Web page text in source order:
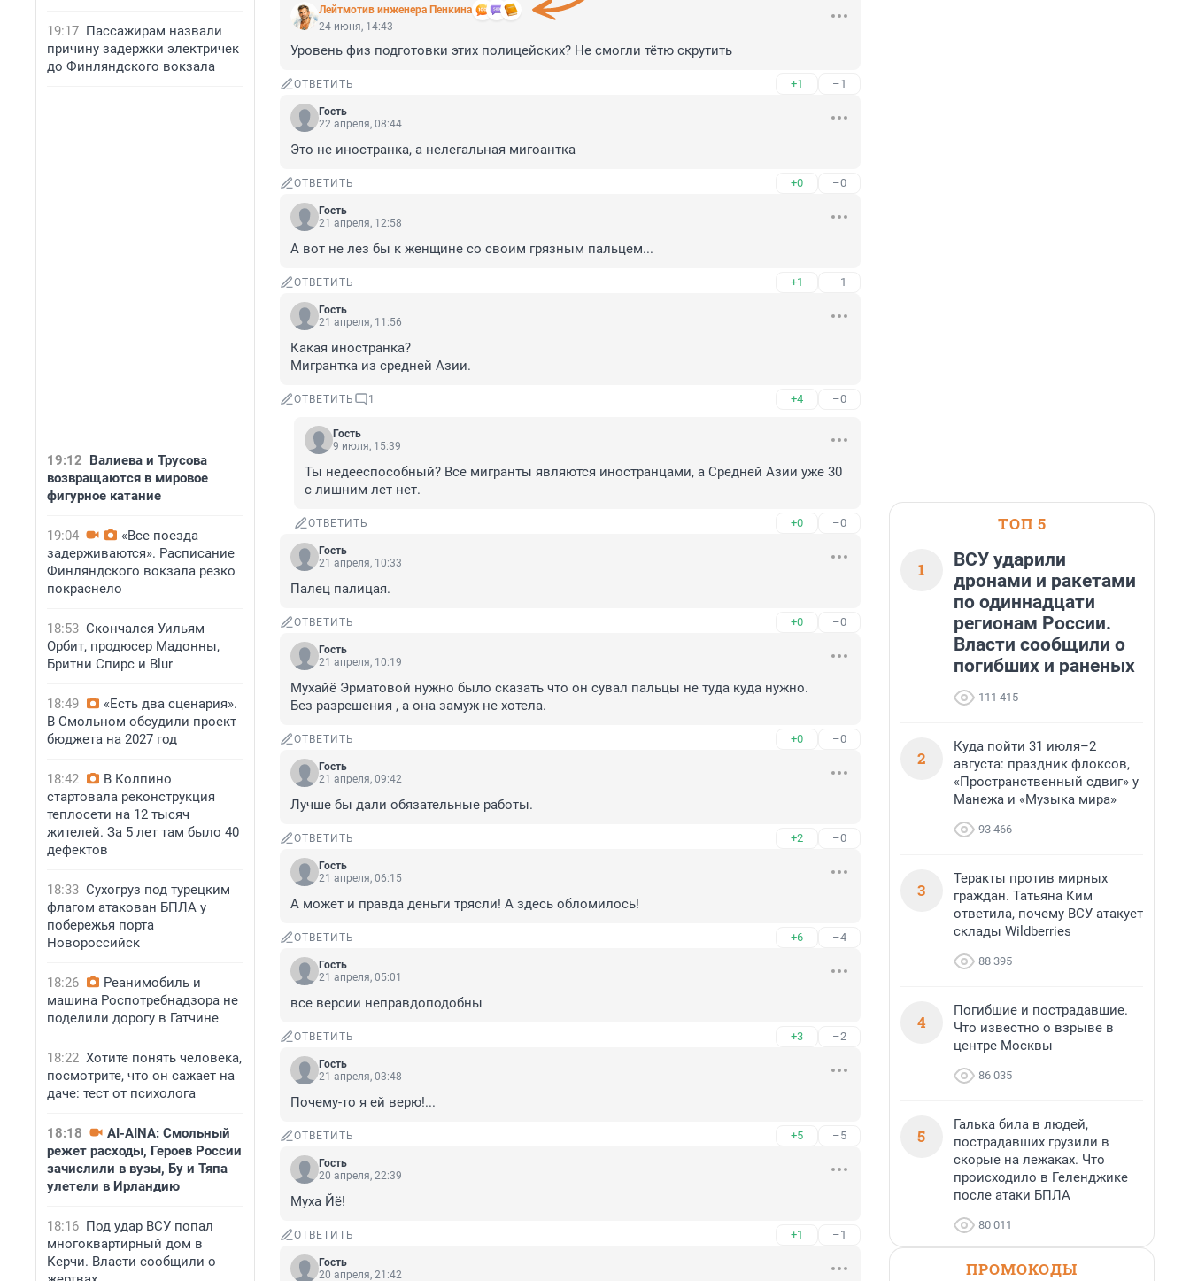
19:17 Пассажирам назвали
причину задержки электричек
до Финляндского вокзала
19:12 Валиева и Трусова
возвращаются в мировое
фигурное катание
19:04
«Все поезда
задерживаются». Расписание
Финляндского вокзала резко
покраснело
18:53 Скончался Уильям
Орбит, продюсер Мадонны,
Бритни Спирс и Blur
18:49
«Есть два сценария».
В Смольном обсудили проект
бюджета на 2027 год
18:42
В Колпино
стартовала реконструкция
теплосети на 12 тысяч
жителей. За 5 лет там было 40
дефектов
18:33 Сухогруз под турецким
флагом атакован БПЛА у
побережья порта
Новороссийск
18:26
Реанимобиль и
машина Роспотребнадзора не
поделили дорогу в Гатчине
18:22 Хотите понять человека,
посмотрите, что он сажает на
даче: тест от психолога
18:18
AI-AINA: Смольный
режет расходы, Героев России
зачислили в вузы, Бу и Тяпа
улетели в Ирландию
18:16 Под удар ВСУ попал
многоквартирный дом в
Керчи. Власти сообщили о
Лейтмотив инженера Пенкина
24 июня, 14:43
Уровень физ подготовки этих полицейских? Не смогли тётю скрутить
ОТВЕТИТЬ +1 –1
Гость
22 апреля, 08:44
Это не иностранка, а нелегальная мигоантка
ОТВЕТИТЬ +0 –0
Гость
21 апреля, 12:58
А вот не лез бы к женщине со своим грязным пальцем...
ОТВЕТИТЬ +1 –1
Гость
21 апреля, 11:56
Какая иностранка?
Мигрантка из средней Азии.
ОТВЕТИТЬ 1 +4 –0
Гость
9 июля, 15:39
Ты недееспособный? Все мигранты являются иностранцами, а Средней Азии уже 30
с лишним лет нет.
ОТВЕТИТЬ +0 –0
Гость
21 апреля, 10:33
Палец палицая.
ОТВЕТИТЬ +0 –0
Гость
21 апреля, 10:19
Мухайё Эрматовой нужно было сказать что он сувал пальцы не туда куда нужно.
Без разрешения , а она замуж не хотела.
ОТВЕТИТЬ +0 –0
Гость
21 апреля, 09:42
Лучше бы дали обязательные работы.
ОТВЕТИТЬ +2 –0
Гость
21 апреля, 06:15
А может и правда деньги трясли! А здесь обломилось!
ОТВЕТИТЬ +6 –4
Гость
21 апреля, 05:01
все версии неправдоподобны
ОТВЕТИТЬ +3 –2
Гость
21 апреля, 03:48
Почему-то я ей верю!...
ОТВЕТИТЬ +5 –5
Гость
20 апреля, 22:39
Муха Йё!
ОТВЕТИТЬ +1 –1
Гость
20 апреля, 21:42
ТОП 5
1
ВСУ ударили
дронами и ракетами
по одиннадцати
регионам России.
Власти сообщили о
погибших и раненых
111 415
2
Куда пойти 31 июля–2
августа: праздник флоксов,
«Пространственный сдвиг» у
Манежа и «Музыка мира»
93 466
3
Теракты против мирных
граждан. Татьяна Ким
ответила, почему ВСУ атакует
склады Wildberries
88 395
4
Погибшие и пострадавшие.
Что известно о взрыве в
центре Москвы
86 035
5
Галька била в людей,
пострадавших грузили в
скорые на лежаках. Что
происходило в Геленджике
после атаки БПЛА
80 011
ПРОМОКОДЫ